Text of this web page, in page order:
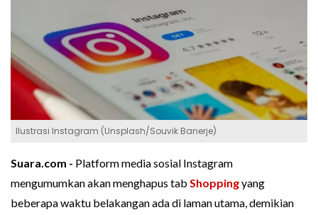
Ilustrasi Instagram (Unsplash/Souvik Banerje)
Suara.com - Platform media sosial Instagram
mengumumkan akan menghapus tab Shoppingyang
beberapa waktu belakangan ada di laman utama, demikian